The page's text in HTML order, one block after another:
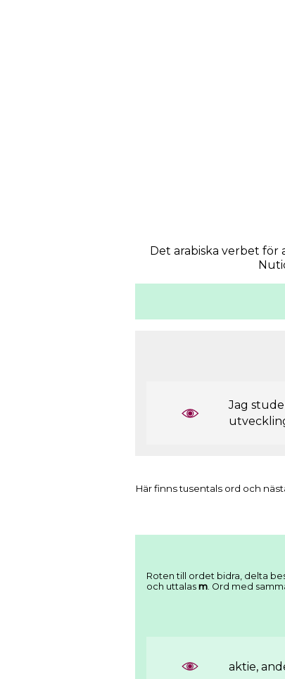
Det arabiska verbet för
Jag
Här finns tusentals ord och
Roten till ordet bidra, delta
och uttalas m. Ord med
aktie,